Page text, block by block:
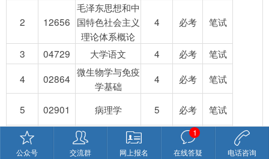
公众号 交流群 网上报名 在线答疑
1
电话咨询
2 12656
毛泽东思想和中
国特色社会主义
理论体系概论
4 必考 笔试
3 04729 大学语文 4 必考
笔试
4
02864
微生物学与免疫
学基础
4 必考 笔试
5 02901 病理学 5 必考
笔试
6
生物化学(三) 必考
7
02903 药理学(一) 必考